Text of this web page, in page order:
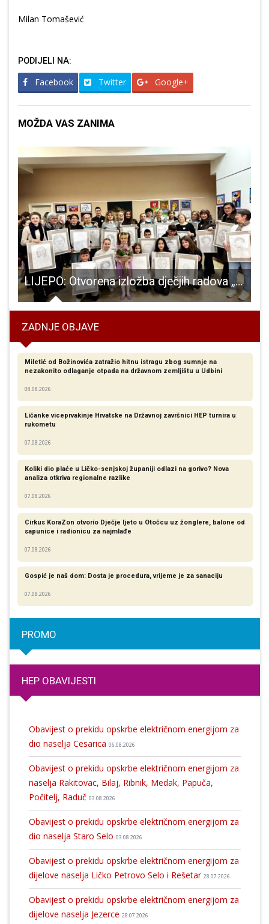
Milan Tomašević
PODIJELI NA:
Facebook Twitter Google+
MOŽDA VAS ZANIMA
LIJEPO: Otvorena izložba dječjih radova „Boje podrške” u Gospiću
ZADNJE OBJAVE
Miletić od Božinovića zatražio hitnu istragu zbog sumnje na
nezakonito odlaganje otpada na državnom zemljištu u Udbini
08.08.2026
Ličanke viceprvakinje Hrvatske na Državnoj završnici HEP turnira u
rukometu
07.08.2026
Koliki dio plaće u Ličko-senjskoj županiji odlazi na gorivo? Nova
analiza otkriva regionalne razlike​
07.08.2026
Cirkus KoraZon otvorio Dječje ljeto u Otočcu uz žonglere, balone od
sapunice i radionicu za najmlađe
07.08.2026
Gospić je naš dom: Dosta je procedura, vrijeme je za sanaciju
07.08.2026
PROMO
HEP OBAVIJESTI
Obavijest o prekidu opskrbe električnom energijom za
dio naselja Cesarica 06.08.2026
Obavijest o prekidu opskrbe električnom energijom za
naselja Rakitovac, Bilaj, Ribnik, Medak, Papuča,
Počitelj, Raduč 03.08.2026
Obavijest o prekidu opskrbe električnom energijom za
dio naselja Staro Selo 03.08.2026
Obavijest o prekidu opskrbe električnom energijom za
dijelove naselja Ličko Petrovo Selo i Rešetar 28.07.2026
Obavijest o prekidu opskrbe električnom energijom za
dijelove naselja Jezerce 28.07.2026